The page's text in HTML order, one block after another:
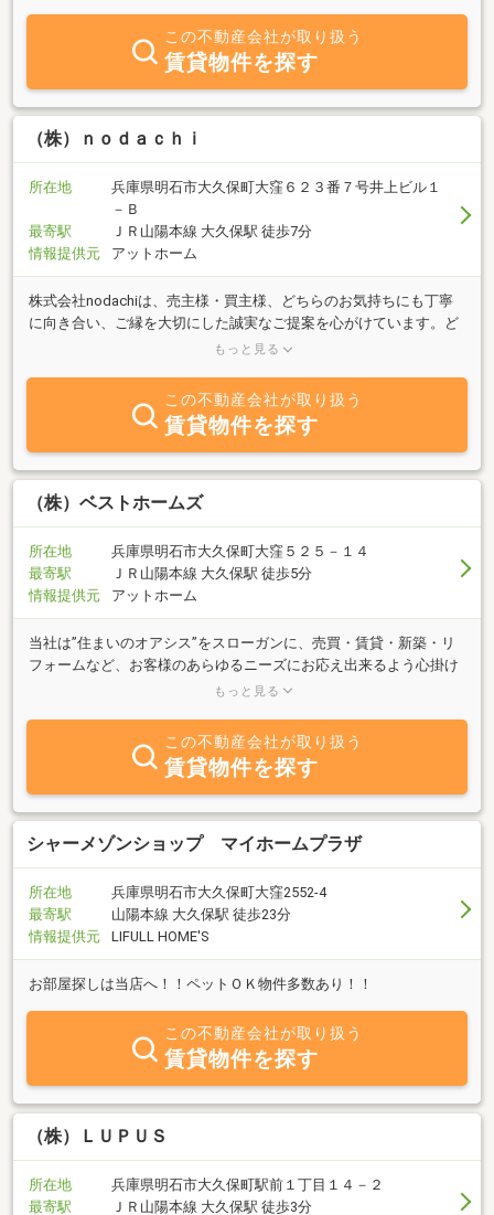
「相続」「買替え」「リフォーム」「売却・賃貸どちらにしよう
か」「ローン返済が厳しい」など多種多様なご相談にも対応させて
頂けます。当社の専門スタッフが準備や方法を細かくご説明させて
頂きます。まずは電話やメールでお気軽にご相談ください。
この不動産会社が取り扱う
賃貸物件を探す
（株）ｎｏｄａｃｈｉ
所在地
兵庫県明石市大久保町大窪６２３番７号井上ビル１
－Ｂ
最寄駅
ＪＲ山陽本線 大久保駅 徒歩7分
情報提供元
アットホーム
株式会社nodachiは、売主様・買主様、どちらのお気持ちにも丁寧
に向き合い、ご縁を大切にした誠実なご提案を心がけています。ど
んな小さなことでも、「ちょっと野田さんに聞いてみよう」と気軽
たお願いしたい」「紹介したくなる」ような“まちの生涯パートナ
ー”となれるよう、誠実に、そしてスピーディーに対応してまいりま
す。どうぞ、末永くよろしくお願い申し上げます。
もっと見る
この不動産会社が取り扱う
賃貸物件を探す
（株）ベストホームズ
所在地
兵庫県明石市大久保町大窪５２５－１４
最寄駅
ＪＲ山陽本線 大久保駅 徒歩5分
情報提供元
アットホーム
当社は”住まいのオアシス”をスローガンに、売買・賃貸・新築・リ
フォームなど、お客様のあらゆるニーズにお応え出来るよう心掛け
ております。ぜひ一度、ベストな住まい探しは、当社へお気軽にご
もっと見る
この不動産会社が取り扱う
賃貸物件を探す
シャーメゾンショップ マイホームプラザ
所在地
兵庫県明石市大久保町大窪2552-4
最寄駅
山陽本線 大久保駅 徒歩23分
情報提供元
LIFULL HOME'S
お部屋探しは当店へ！！ペットＯＫ物件多数あり！！
この不動産会社が取り扱う
賃貸物件を探す
（株）ＬＵＰＵＳ
所在地
兵庫県明石市大久保町駅前１丁目１４－２
最寄駅
ＪＲ山陽本線 大久保駅 徒歩3分